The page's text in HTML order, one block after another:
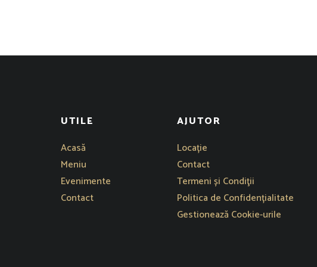
UTILE
Acasă
Meniu
Evenimente
Contact
AJUTOR
Se deschide într-o fereastră nouă
Locație
Contact
Termeni și Condiţii
Politica de Confidențialitate
Gestionează Cookie-urile